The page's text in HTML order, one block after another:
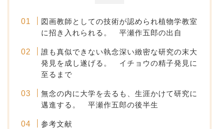
図画教師としての技術が認められ植物学教室
に招き入れられる。 平瀬作五郎の出自
誰も真似できない執念深い緻密な研究の末大
発見を成し遂げる。 イチョウの精子発見に
至るまで
無念の内に大学を去るも、生涯かけて研究に
邁進する。 平瀬作五郎の後半生
参考文献